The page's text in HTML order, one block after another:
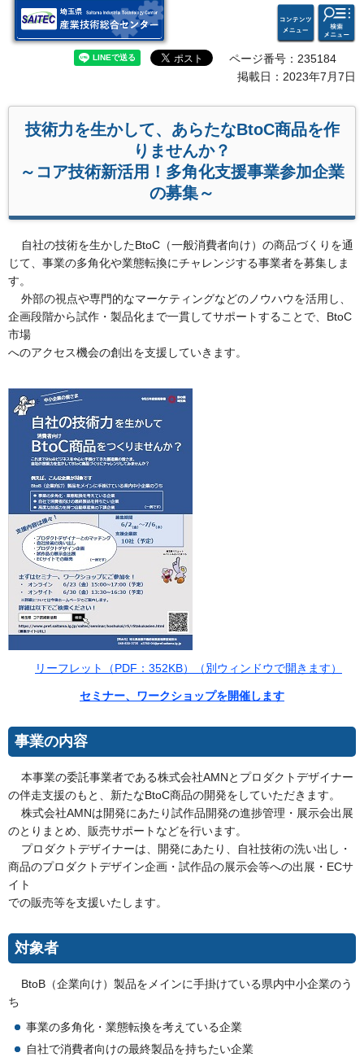
埼玉県 産業技術総合セン
コンテ
ンツメ
ニュー
検索・
共通メ
ニュー
ページ番号：235184
掲載日：2023年7月7日
技術力を生かして、あらたなBtoC商品を作
りませんか？
～コア技術新活用！多角化支援事業参加企業
の募集～
自社の技術を生かしたBtoC（一般消費者向け）の商品づくりを通
じて、事業の多角化や業態転換にチャレンジする事業者を募集しま
す。
外部の視点や専門的なマーケティングなどのノウハウを活用し、
企画段階から試作・製品化まで一貫してサポートすることで、BtoC
市場
へのアクセス機会の創出を支援していきます。
リーフレット（PDF：352KB）（別ウィンドウで開きます）
セミナー、ワークショップを開催します
事業の内容
本事業の委託事業者である株式会社AMNとプロダクトデザイナー
の伴走支援のもと、新たなBtoC商品の開発をしていただきます。
株式会社AMNは開発にあたり試作品開発の進捗管理・展示会出展
のとりまとめ、販売サポートなどを行います。
プロダクトデザイナーは、開発にあたり、自社技術の洗い出し・
商品のプロダクトデザイン企画・試作品の展示会等への出展・ECサ
イト
での販売等を支援いたします。
対象者
BtoB（企業向け）製品をメインに手掛けている県内中小企業のう
ち
事業の多角化・業態転換を考えている企業
自社で消費者向けの最終製品を持ちたい企業